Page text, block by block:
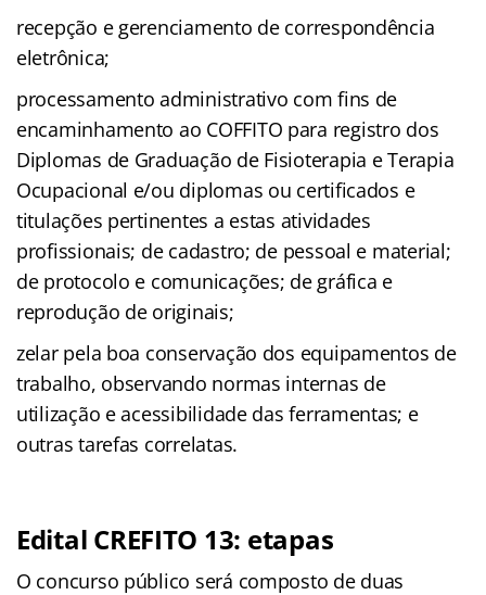
recepção e gerenciamento de correspondência
eletrônica;
processamento administrativo com fins de
encaminhamento ao COFFITO para registro dos
Diplomas de Graduação de Fisioterapia e Terapia
Ocupacional e/ou diplomas ou certificados e
titulações pertinentes a estas atividades
profissionais; de cadastro; de pessoal e material;
de protocolo e comunicações; de gráfica e
reprodução de originais;
zelar pela boa conservação dos equipamentos de
trabalho, observando normas internas de
utilização e acessibilidade das ferramentas; e
outras tarefas correlatas.
Edital CREFITO 13: etapas
O concurso público será composto de duas